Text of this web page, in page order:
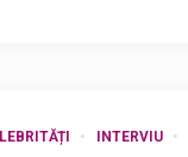
INTERVIU